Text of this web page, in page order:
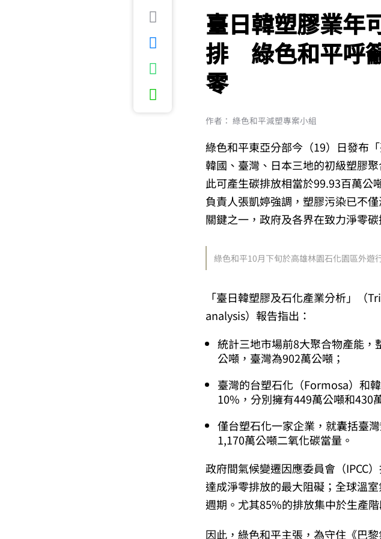
臺日韓塑膠業年
排 綠色和平呼
零
作者： 綠色和平減塑專案小組
綠色和平東亞分部今（19）日發布
韓國、臺灣、日本三地的初級塑膠
此可產生碳排放相當於99.93百萬公
負責人張凱婷強調，塑膠污染已不
關鍵之一，政府及各界在致力淨零
綠色和平10月下旬於高雄林園石化園區外
「臺日韓塑膠及石化產業分析」
analysis）報告指出：
統計三地市場前8大聚合物產能
公噸，臺灣為902萬公噸；
臺灣的台塑石化（Formosa）和
10%，分別擁有449萬公噸和430
僅台塑石化一家企業，就囊括臺
1,170萬公噸二氧化碳當量。
政府間氣候變遷因應委員會（IPCC
達成淨零排放的最大阻礙；全球溫
週期。尤其85%的排放集中於生產
因此，綠色和平主張，為守住《巴